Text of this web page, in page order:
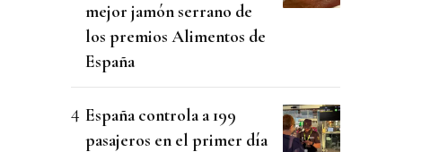
mejor jamón serrano de
los premios Alimentos de
España
España controla a 199
pasajeros en el primer día